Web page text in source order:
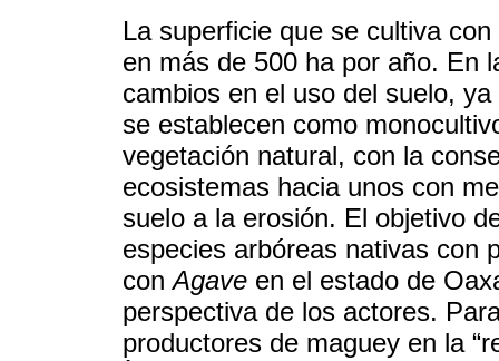
La superficie que se cultiva
en más de 500 ha por año. En
cambios en el uso del suelo,
se establecen como
vegetación natural, con la
ecosistemas hacia unos con
suelo a la erosión. El objetivo
especies arbóreas nativas con
conAgave en el estado de
perspectiva de los actores.
productores de maguey en la